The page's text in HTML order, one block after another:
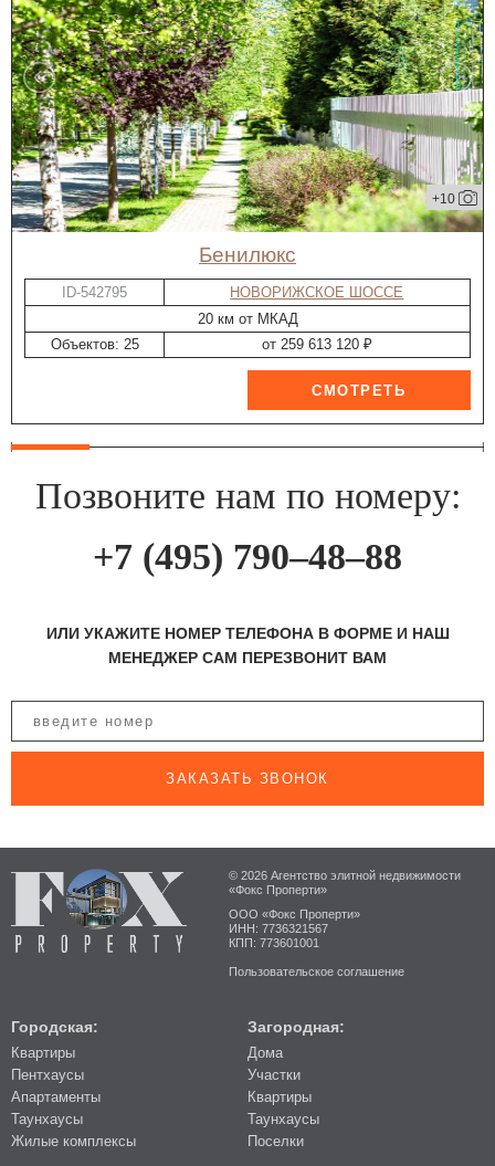
+10
Бенилюкс
ID-542795
НОВОРИЖСКОЕ ШОССЕ
20 км от МКАД
Объектов: 25
от 259 613 120 ₽
Позвоните нам по номеру:
+7 (495) 790–48–88
ИЛИ УКАЖИТЕ НОМЕР ТЕЛЕФОНА В ФОРМЕ И НАШ
МЕНЕДЖЕР САМ ПЕРЕЗВОНИТ ВАМ
ЗАКАЗАТЬ ЗВОНОК
© 2026 Агентство элитной недвижимости
«Фокс Проперти»
ООО «Фокс Проперти»
ИНН: 7736321567
КПП: 773601001
Пользовательское соглашение
Городская:
Квартиры
Пентхаусы
Апартаменты
Таунхаусы
Жилые комплексы
Загородная:
Дома
Участки
Квартиры
Таунхаусы
Поселки